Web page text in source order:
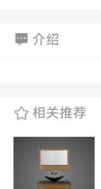
介绍
相关推荐